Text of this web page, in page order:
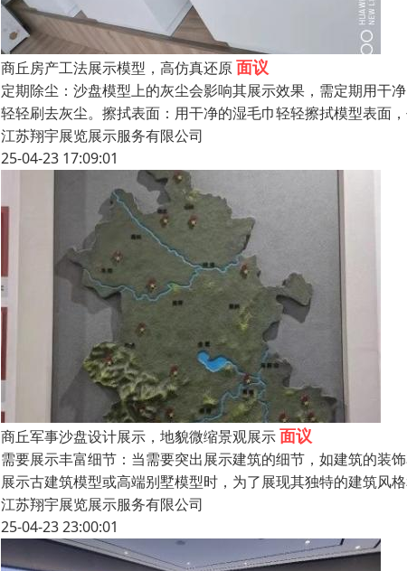
商丘房产工法展示模型，高仿真还原面议
定期除尘：沙盘模型上的灰尘会影响其展示效果，需定期用干
轻轻刷去灰尘。擦拭表面：用干净的湿毛巾轻轻擦拭模型表面
江苏翔宇展览展示服务有限公司
25-04-23 17:09:01
商丘军事沙盘设计展示，地貌微缩景观展示面议
需要展示丰富细节：当需要突出展示建筑的细节，如建筑的装
展示古建筑模型或高端别墅模型时，为了展现其独特的建筑风
江苏翔宇展览展示服务有限公司
25-04-23 23:00:01